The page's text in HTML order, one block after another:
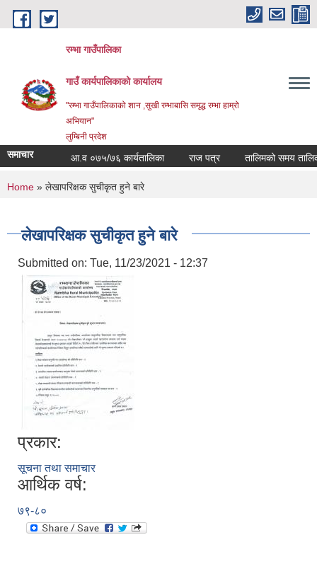
Skip to main content
रम्भा गाउँपालिका
गाउँ कार्यपालिकाको कार्यालय
"रम्भा गाउँपालिकाको शान ,सुखी रम्भाबासि समृद्ध रम्भा हाम्रो
अभियान"
लुम्बिनी प्रदेश
समाचार आ.व ०७५/७६ कार्यतालिका राज पत्र तालिमको समय तालिका
You are here
Home » लेखापरिक्षक सुचीकृत हुने बारे
लेखापरिक्षक सुचीकृत हुने बारे
Submitted on: Tue, 11/23/2021 - 12:37
प्रकार:
सूचना तथा समाचार
आर्थिक वर्ष:
७९-८०